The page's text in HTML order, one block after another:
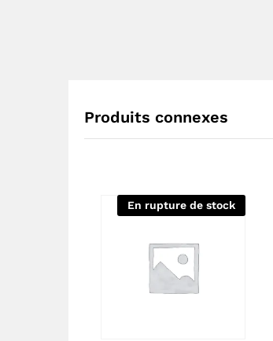
Produits connexes
En rupture de stock